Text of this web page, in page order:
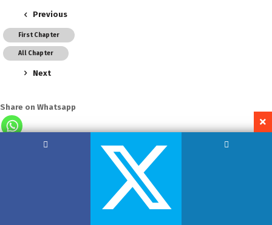
Previous
First Chapter
All Chapter
Next
Share on Whatsapp